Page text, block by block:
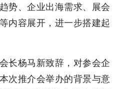
势、企业出海需求、展会
内容展开，进一步搭建起
长杨马新致辞，对参会企
次推介会举办的背景与意